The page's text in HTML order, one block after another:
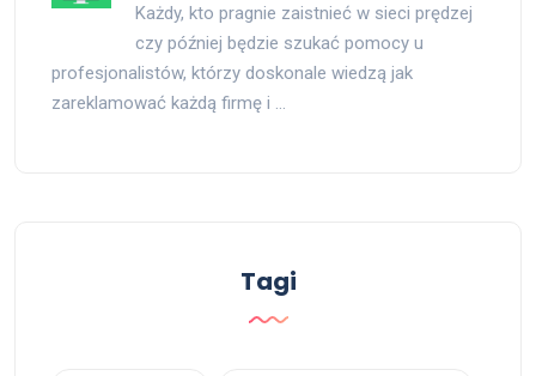
Każdy, kto pragnie zaistnieć w sieci prędzej
czy później będzie szukać pomocy u
profesjonalistów, którzy doskonale wiedzą jak
zareklamować każdą firmę i …
Tagi